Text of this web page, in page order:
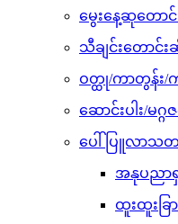
မွေးနေ့ဆုတောင်း
သီချင်းတောင်းဆို
ဝတ္ထု/ကာတွန်း/က
ဆောင်းပါး/မဂ္ဂဇ
ပေါ်ပြူလာသတင်
အနုပညာရှ
ထူးထူးခြာ